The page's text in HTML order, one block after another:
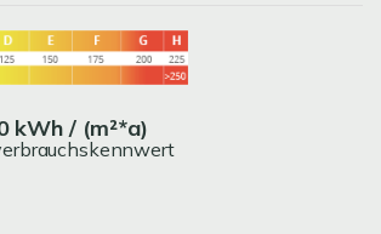
kWh / (m²*a)